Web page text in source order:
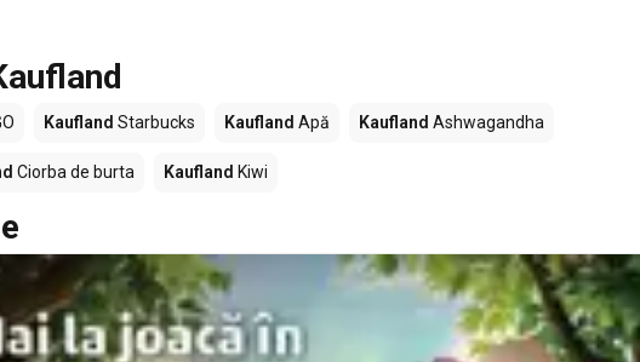
Kaufland Starbucks Kaufland Apă Kaufland Ashwagandha
Ciorba de burta Kaufland Kiwi